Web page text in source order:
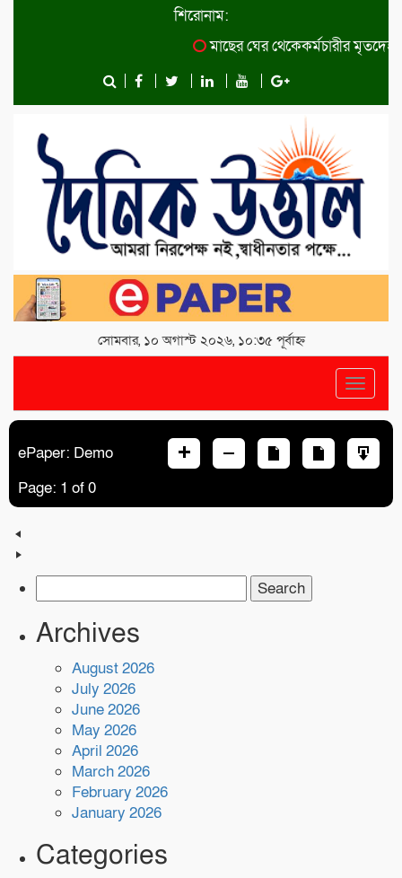
শিরোনাম:
মাছের ঘের থেকেকর্মচারীর মৃতদেহ
সোমবার, ১০ অগাস্ট ২০২৬, ১০:৩৫ পূর্বাহ্ন
Toggle
ePaper: Demo
Page: 1 of0
for:
Archives
August 2026
July 2026
June 2026
May 2026
April 2026
March 2026
February 2026
January 2026
Categories